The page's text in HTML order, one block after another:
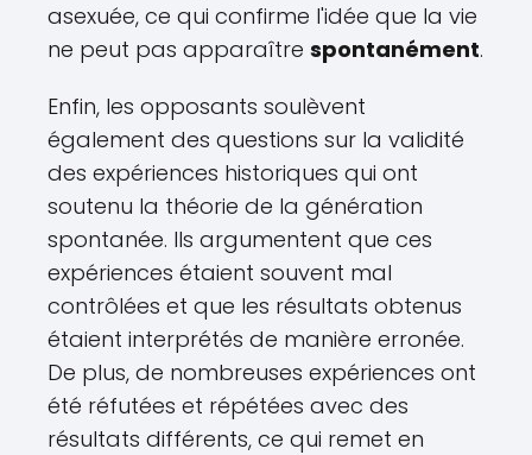
asexuée, ce qui confirme l'idée que la vie
ne peut pas apparaître spontanément.
Enfin, les opposants soulèvent
également des questions sur la validité
des expériences historiques qui ont
soutenu la théorie de la génération
spontanée. Ils argumentent que ces
expériences étaient souvent mal
contrôlées et que les résultats obtenus
étaient interprétés de manière erronée.
De plus, de nombreuses expériences ont
été réfutées et répétées avec des
résultats différents, ce qui remet en